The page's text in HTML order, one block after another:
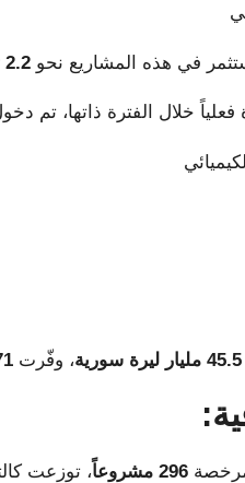
في هذه المشاريع نحو 2.2 تريليون ليرة سورية
خلال الفترة ذاتها، تم
45.5 مليار ليرة سورية ، وفّرت 471
296 مشروعاً ، توزعت